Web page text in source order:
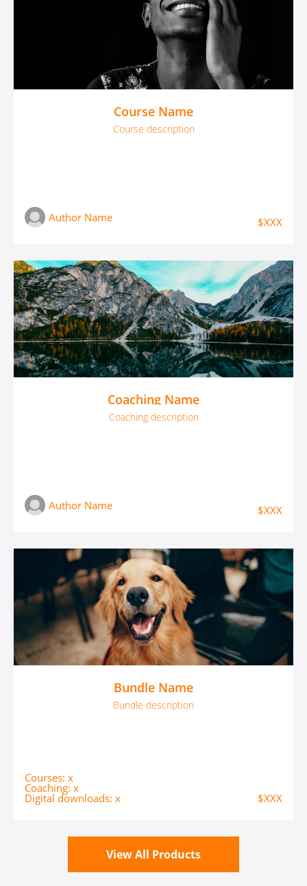
Course Name
Course description
Author Name $XXX
Coaching Name
Coaching description
Author Name $XXX
Bundle Name
Bundle description
Courses: x
Coaching: x
Digital downloads: x $XXX
View All Products